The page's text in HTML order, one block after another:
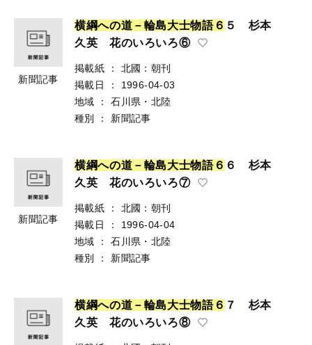
新聞記事
横綱への道 － 輪島大士物語６ ５ 杉本
久英 花のいろいろ⑥
掲載紙 ：
北國：朝刊
掲載日
：
1996-04-03
地域
：
石川県・北陸
種別
： 新聞記事
新聞記事
横綱への道 － 輪島大士物語６ ６ 杉本
久英 花のいろいろ⑦
掲載紙 ：
北國：朝刊
掲載日
：
1996-04-04
地域
：
石川県・北陸
種別
： 新聞記事
横綱への道 － 輪島大士物語６ ７ 杉本
久英 花のいろいろ⑧